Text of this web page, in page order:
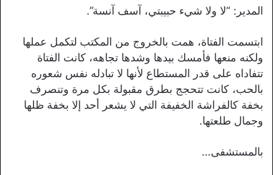
المدير: “لا ولا شيء حبيبتي، آسف آنسة”.
ابتسمت الفتاة، همت بالخروج من المكتب لتكمل عملها
ولكنه منعها فأمسك بيدها وشدها تجاهه، كانت الفتاة
تتفاداه على قدر المستطاع لأنها لا تبادله نفس شعوره
بالحب، كانت تتحجج بطرق مقبولة بكل مرة وتنصرف
بخفة كالفراشة الخفيفة التي لا يشعر أحد إلا بخفة ظلها
وجمال طلعتها.
بالمستشفى…